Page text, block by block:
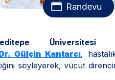
Randevu
Gülçin Kantarcı,
söyleyerek, vücut